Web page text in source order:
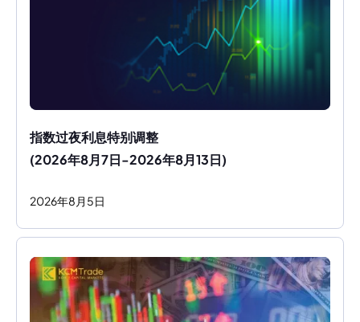
指数过夜利息特别调整
(2026年8月7日-2026年8月13日)
2026年8 月 5日